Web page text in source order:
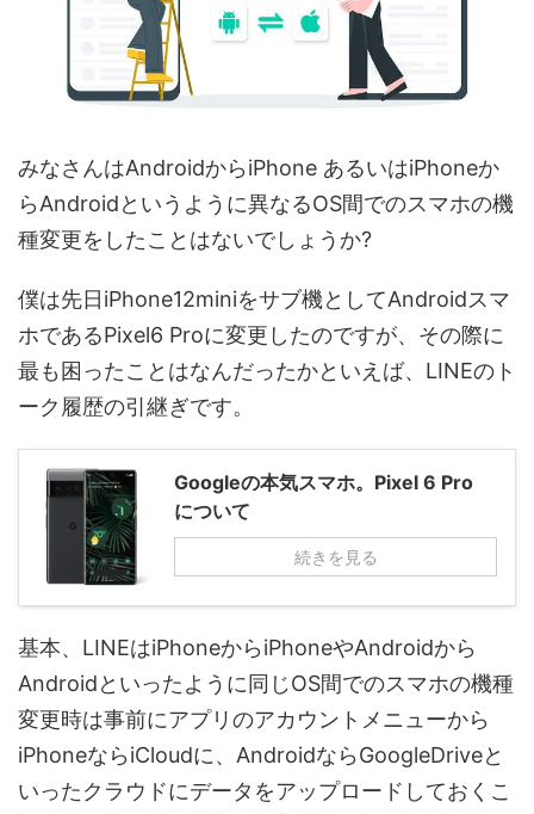
みなさんはAndroidからiPhone あるいはiPhoneか
らAndroidというように異なるOS間でのスマホの機
種変更をしたことはないでしょうか?
僕は先日iPhone12miniをサブ機としてAndroidスマ
ホであるPixel6 Proに変更したのですが、その際に
最も困ったことはなんだったかといえば、LINEのト
ーク履歴の引継ぎです。
Googleの本気スマホ。Pixel 6 Pro
について
続きを見る
基本、LINEはiPhoneからiPhoneやAndroidから
Androidといったように同じOS間でのスマホの機種
変更時は事前にアプリのアカウントメニューから
iPhoneならiCloudに、AndroidならGoogleDriveと
いったクラウドにデータをアップロードしておくこ